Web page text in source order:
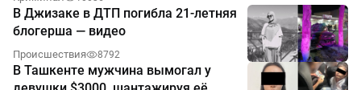
В Джизаке в ДТП погибла 21-летняя
блогерша — видео
Происшествия 8792
В Ташкенте мужчина вымогал у